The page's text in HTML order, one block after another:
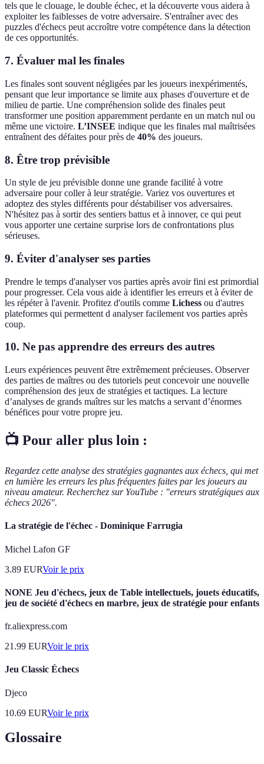
tels que le clouage, le double échec, et la découverte vous aidera à
exploiter les faiblesses de votre adversaire. S'entraîner avec des
puzzles d'échecs peut accroître votre compétence dans la détection
de ces opportunités.
7. Évaluer mal les finales
Les finales sont souvent négligées par les joueurs inexpérimentés,
pensant que leur importance se limite aux phases d'ouverture et de
milieu de partie. Une compréhension solide des finales peut
transformer une position apparemment perdante en un match nul ou
même une victoire. L’INSEE indique que les finales mal maîtrisées
entraînent des défaites pour près de 40% des joueurs.
8. Être trop prévisible
Un style de jeu prévisible donne une grande facilité à votre
adversaire pour coller à leur stratégie. Variez vos ouvertures et
adoptez des styles différents pour déstabiliser vos adversaires.
N'hésitez pas à sortir des sentiers battus et à innover, ce qui peut
vous apporter une certaine surprise lors de confrontations plus
sérieuses.
9. Éviter d'analyser ses parties
Prendre le temps d'analyser vos parties après avoir fini est primordial
pour progresser. Cela vous aide à identifier les erreurs et à éviter de
les répéter à l'avenir. Profitez d'outils comme Lichess ou d'autres
plateformes qui permettent d analyser facilement vos parties après
coup.
10. Ne pas apprendre des erreurs des autres
Leurs expériences peuvent être extrêmement précieuses. Observer
des parties de maîtres ou des tutoriels peut concevoir une nouvelle
compréhension des jeux de stratégies et tactiques. La lecture
d’analyses de grands maîtres sur les matchs a servant d’énormes
bénéfices pour votre propre jeu.
📺 Pour aller plus loin :
Regardez cette analyse des stratégies gagnantes aux échecs, qui met
en lumière les erreurs les plus fréquentes faites par les joueurs au
niveau amateur. Recherchez sur YouTube : "erreurs stratégiques aux
échecs 2026".
La stratégie de l'échec - Dominique Farrugia
Michel Lafon GF
3.89 EURVoir le prix
NONE Jeu d'échecs, jeux de Table intellectuels, jouets éducatifs,
jeu de société d'échecs en marbre, jeux de stratégie pour enfants
fr.aliexpress.com
21.99 EURVoir le prix
Jeu Classic Échecs
Djeco
10.69 EURVoir le prix
Glossaire